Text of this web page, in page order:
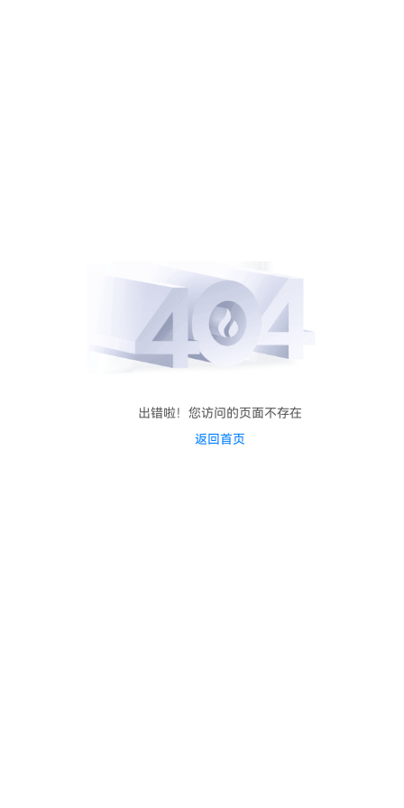
出错啦！您访问的页面不存在
返回首页